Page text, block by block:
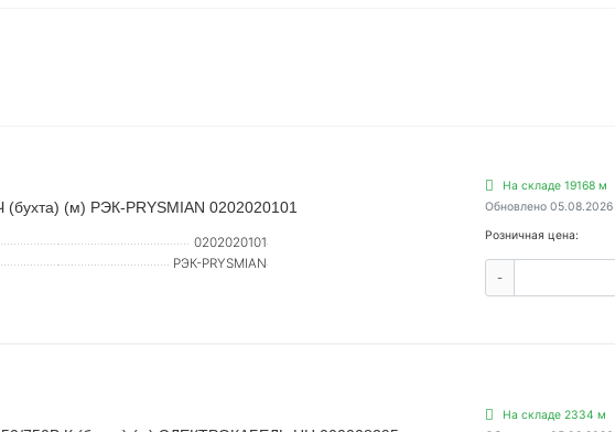
(м) РЭК-PRYSMIAN 0202020101
0202020101
РЭК-PRYSMIAN
На складе 19168 м
Обновлено 05.08.2026
Розничная цена:
-
На складе 2334 м